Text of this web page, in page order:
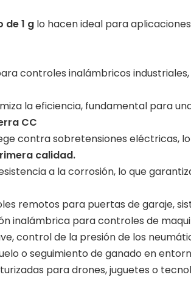
de 1 g lo hacen ideal para
controles inalámbricos
la eficiencia, fundamental para
CC
contra sobretensiones eléctricas,
calidad.
a la corrosión, lo que
remotos para puertas de garaje,
inalámbrica para controles de
control de la presión de los
o seguimiento de ganado en
para drones, juguetes o